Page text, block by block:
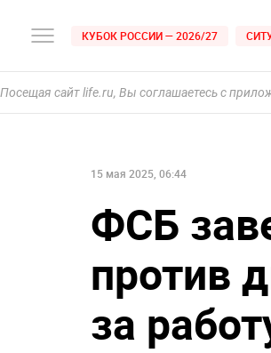
КУБОК РОССИИ — 2026/27
Посещая сайт life.ru, Вы соглашаетесь с
15 мая 2025, 06:44
ФСБ
против
за